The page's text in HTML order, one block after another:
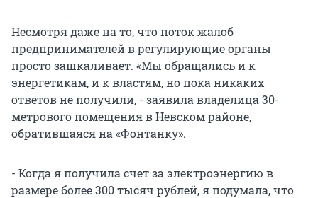
Несмотря даже на то, что поток жалоб
предпринимателей в регулирующие органы
просто зашкаливает. «Мы обращались и к
энергетикам, и к властям, но пока никаких
ответов не получили, - заявила владелица 30-
метрового помещения в Невском районе,
обратившаяся на «Фонтанку».
- Когда я получила счет за электроэнергию в
размере более 300 тысяч рублей, я подумала, что